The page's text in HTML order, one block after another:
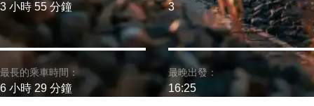
3 小時 55 分鐘
最長的乘車時間：
6 小時 29 分鐘
3
最晚出發：
16:25